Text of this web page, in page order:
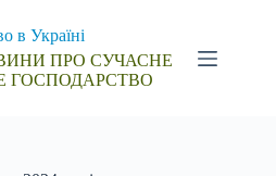
в Україні
ПРО СУЧАСНЕ
ГОСПОДАРСТВО